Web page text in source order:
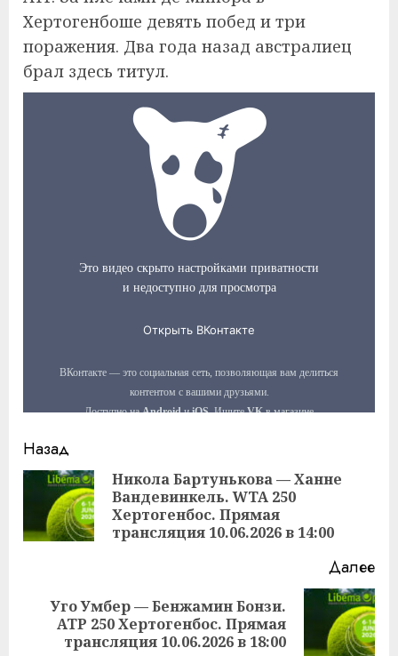
Хертогенбоше девять побед и три
поражения. Два года назад австралиец
брал здесь титул.
Продолжить
чтение
Назад
Никола Бартунькова — Ханне
Вандевинкель. WTA 250
Хертогенбос. Прямая
трансляция 10.06.2026 в 14:00
Далее
Следующая
запись:
Уго Умбер — Бенжамин Бонзи.
ATP 250 Хертогенбос. Прямая
трансляция 10.06.2026 в 18:00